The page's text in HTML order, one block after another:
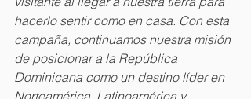
hacerlo sentir como en casa. Con esta
campaña, continuamos nuestra misión
de posicionar a la República
Dominicana como un destino líder en